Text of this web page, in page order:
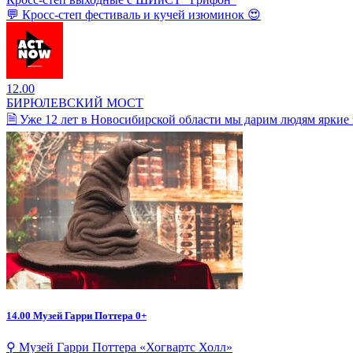
💬 Кросс-степ фестиваль и кучей изюминок 😍
12.00
БИРЮЛЕВСКИЙ МОСТ
🗎 Уже 12 лет в Новосибирской области мы дарим людям
14.00 Музей Гарри Поттера 0+
⚲ Музей Гарри Поттера «Хогвартс Холл»